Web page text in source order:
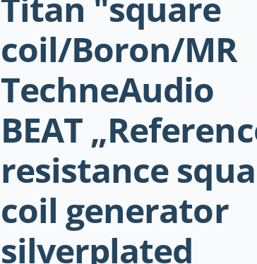
coil/Boron/MR
TechneAudio
BEAT
resistance
coil generator
silverplated